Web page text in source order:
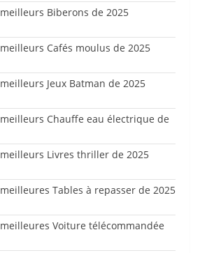
Biberons de 2025
Cafés moulus de 2025
Jeux Batman de 2025
Chauffe eau électrique de
Livres thriller de 2025
Tables à repasser de 2025
Voiture télécommandée